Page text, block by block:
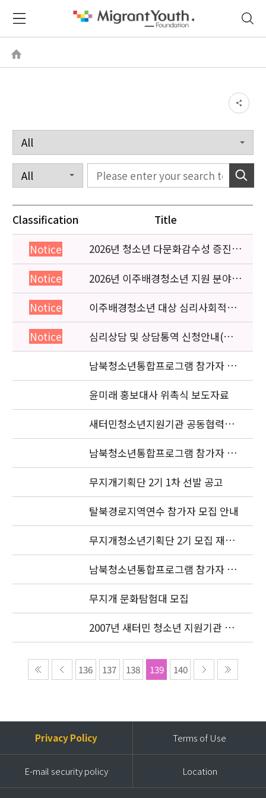
Classification Title
Notice
2026년 청소년 다문화감수성 증진
프로그램 「다가감」신청기관 안내
Notice
2026년 이주배경청소년 지원 분야
종사자 역량강화 교육 일정 안내
Notice
이주배경청소년 대상 심리사회적응
검사 연수동영상 개편 안내
Notice
심리상담 및 상담통역 신청안내(의뢰
서첨부)
남북청소년통합프로그램 참가자 공
고
윤미래 홍보대사 위촉식 보도자료
새터민청소년지원기관 공동협력사
업 현장점검 자료요청
남북청소년통합프로그램 참가자 선
발 안내
무지개기획단 2기 1차 선발 공고
탈북경로지역연수 참가자 모집 안내
무지개청소년기획단 2기 모집 재공
고
남북청소년통합프로그램 참가자 모
집 연장
무지개 문화탐험대 모집
2007년 새터민 청소년 지원기관 공
동협력사업 선정기관 공고
136 137 138 139 140
Privacy Policy Terms of Use
E-mail security policy Location